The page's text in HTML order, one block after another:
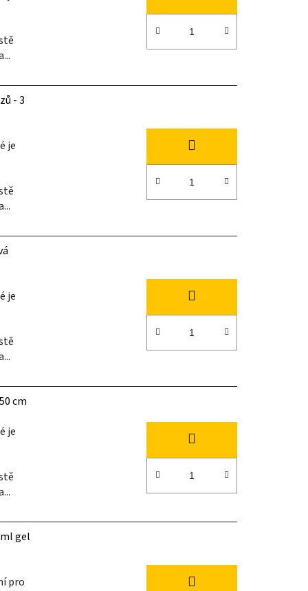
- 3
je
je
cm
je
gel
pro